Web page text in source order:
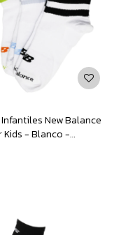
New Balance
Kids - Blanco -